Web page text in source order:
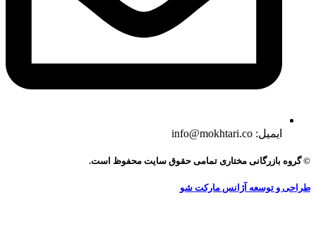
ایمیل: info@mokhtari.co
© گروه بازرگانی مختاری تمامی حقوق سایت محفوظ است.
طراحی و توسعه آژانس مارکت شو